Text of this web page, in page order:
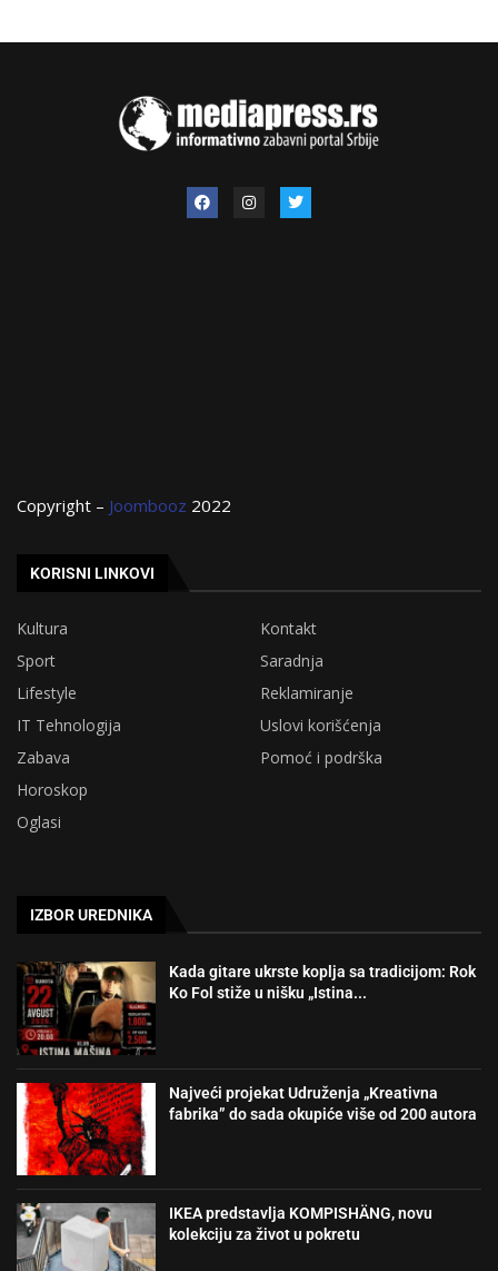
Copyright – Joombooz 2022
KORISNI LINKOVI
Kultura
Kontakt
Sport
Saradnja
Lifestyle
Reklamiranje
IT Tehnologija
Uslovi korišćenja
Zabava
Pomoć i podrška
Horoskop
Oglasi
IZBOR UREDNIKA
Kada gitare ukrste koplja sa tradicijom: Rok
Ko Fol stiže u nišku „Istina...
Najveći projekat Udruženja „Kreativna
fabrika” do sada okupiće više od 200 autora
IKEA predstavlja KOMPISHÄNG, novu
kolekciju za život u pokretu